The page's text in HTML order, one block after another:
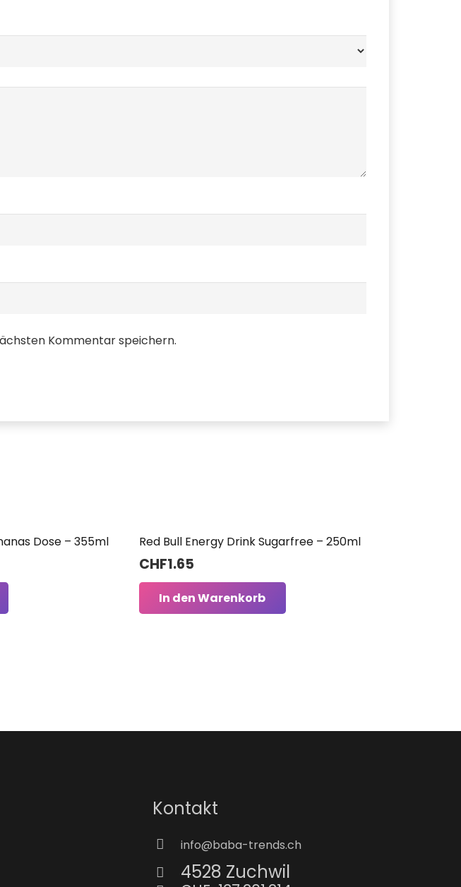
Kommentar speichern.
Dose – 355ml Red Bull Energy Drink Sugarfree – 250ml
CHF1.65
In den Warenkorb
Kontakt
info@baba-trends.ch
4528 Zuchwil